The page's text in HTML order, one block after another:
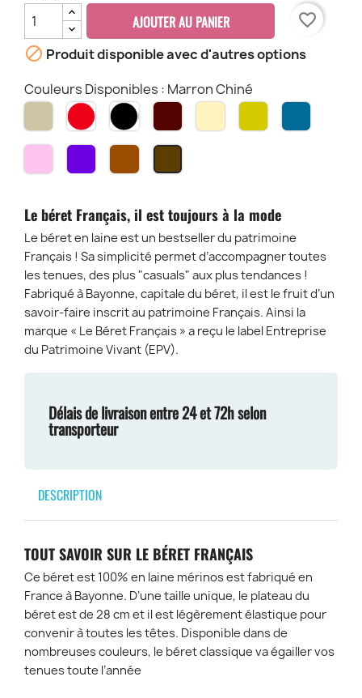
AJOUTER AU PANIER favorite_border
 Produit disponible avec d'autres options
Couleurs Disponibles : Marron Chiné
Taupe Rouge Noir BordeauxEcru MoutardeOutre-
Mer
Rose
Pâle
Violet CaramelMarron
Chiné
Le béret Français, il est toujours à la mode
Le béret en laine est un bestseller du patrimoine
Français ! Sa simplicité permet d’accompagner toutes
les tenues, des plus "casuals" aux plus tendances !
Fabriqué à Bayonne, capitale du béret, il est le fruit d’un
savoir-faire inscrit au patrimoine Français. Ainsi la
marque « Le Béret Français » a reçu le label Entreprise
du Patrimoine Vivant (EPV).
Délais de livraison entre 24 et 72h selon
transporteur
DESCRIPTION
TOUT SAVOIR SUR LE BÉRET FRANÇAIS
Ce béret est 100% en laine mérinos est fabriqué en
France à Bayonne. D’une taille unique, le plateau du
béret est de 28 cm et il est légèrement élastique pour
convenir à toutes les têtes. Disponible dans de
nombreuses couleurs, le béret classique va égailler vos
tenues toute l’année